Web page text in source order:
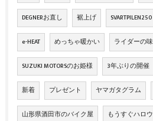
DEGNERお直し 裾上げ SVARTPILEN250
e-HEAT めっちゃ暖かい ライダーの
SUZUKI MOTORSのお姫様 3年ぶりの開催
新着 プレゼント ヤマガタグラム
山形県酒田市のバイク屋 もうすぐハロ